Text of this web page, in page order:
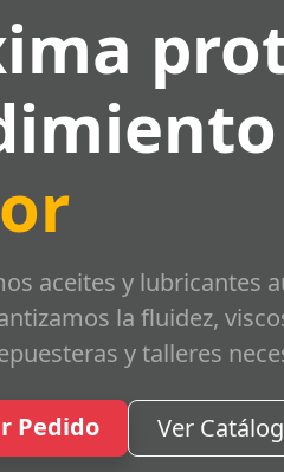
aceites y lubricantes
la fluidez,
y talleres
Pedido Ver